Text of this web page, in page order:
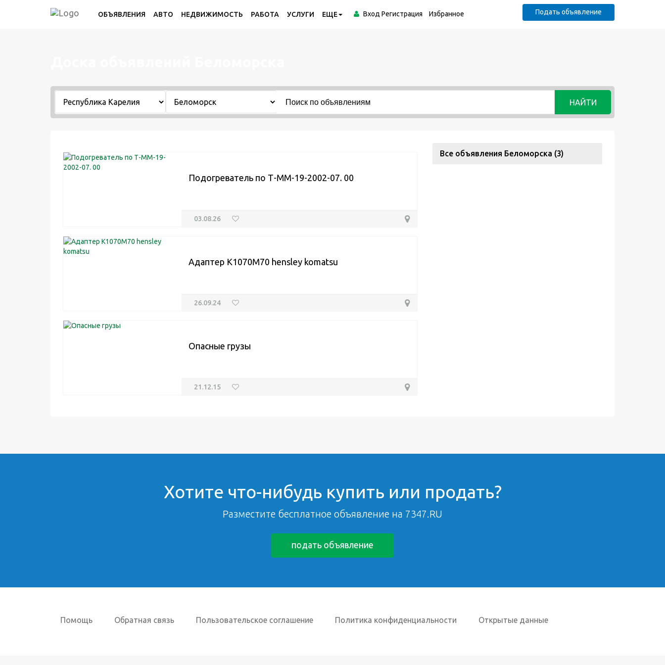
ОБЪЯВЛЕНИЯ АВТО НЕДВИЖИМОСТЬ РАБОТА УСЛУГИ ЕЩЕ Вход Регистрация Избранное Подать объявление
НАЙТИ
Подогреватель по Т-ММ-19-2002-07. 00
03.08.26
Адаптер K1070M70 hensley komatsu
26.09.24
Опасные грузы
21.12.15
Все объявления Беломорска (3)
Хотите что-нибудь купить или продать?
Разместите бесплатное объявление на 7347.RU
подать объявление
Помощь Обратная связь Пользовательское соглашение Политика конфиденциальности Открытые данные